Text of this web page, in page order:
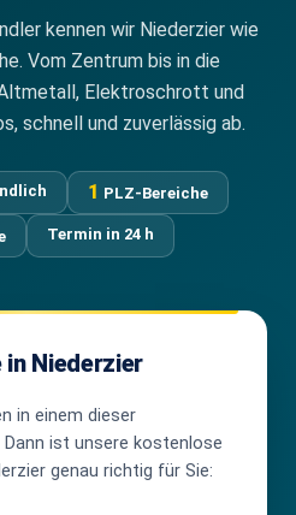
kennen wir Niederzier wie
Vom Zentrum bis in die
Elektroschrott und
schnell und zuverlässig ab.
1 PLZ-Bereiche
Termin in 24 h
in Niederzier
in einem dieser
ist unsere kostenlose
genau richtig für Sie: